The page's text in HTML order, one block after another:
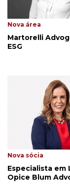
Nova área
Martorelli
ESG
Nova sócia
Especialista em
Opice Blum